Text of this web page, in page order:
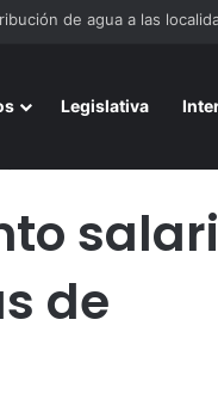
marcha pese a los
Legislativa
de